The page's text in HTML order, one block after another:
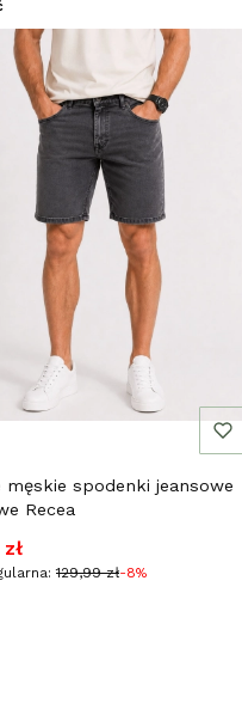
męskie spodenki jeansowe
Recea
129,99 zł-8%